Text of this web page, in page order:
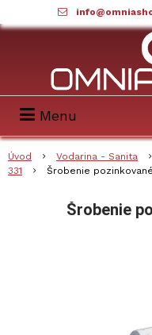
Menu
Úvod Vodarina - Sanita
331
Šrobenie
Šrobenie